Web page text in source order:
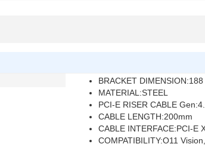
BRACKET
MATERIAL:STEEL
PCI-E RISER CABLE
CABLE LENGTH:200mm
CABLE INTERFACE:PCI-E
COMPATIBILITY:O11